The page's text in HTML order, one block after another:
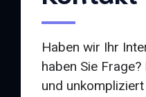
Haben wir Ihr
haben Sie
und